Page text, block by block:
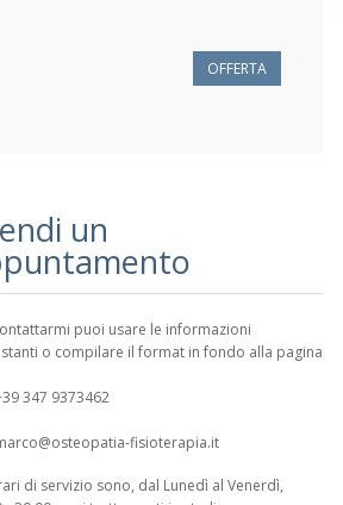
OFFERTA
un
puoi usare le informazioni
o compilare il format in fondo alla pagina
347 9373462
fisioterapia.it
di servizio sono, dal Lunedì al Venerdì,